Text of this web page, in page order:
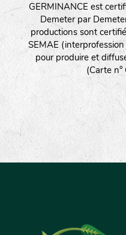
GERMINANCE est
Demeter par
productions sont
SEMAE
pour produire et
(Carte